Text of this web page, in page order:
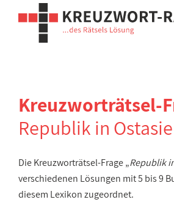
Kreuzworträtsel-
Republik in
Die Kreuzworträtsel-Frage „Republik
verschiedenen Lösungen mit 5 bis 9
diesem Lexikon zugeordnet.